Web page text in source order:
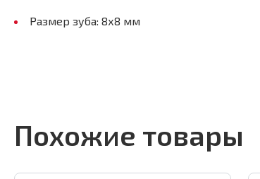
Размер зуба: 8х8 мм
Похожие товары